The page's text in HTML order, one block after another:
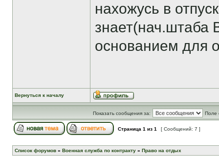
нахожусь в
знает(нач.штаба
основанием для
Вернуться к началу
Показать сообщения за: Поле
Страница 1 из 1 [ Сообщений: 7 ]
Список форумов » Военная служба по контракту » Право на отдых